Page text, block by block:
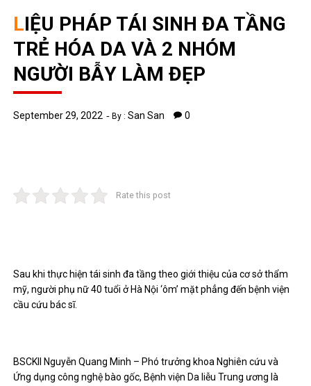
LIỆU PHÁP TÁI SINH ĐA TẦNG
TRẺ HÓA DA VÀ 2 NHÓM
NGƯỜI BẪY LÀM ĐẸP
September 29, 2022 By :San San 0
Rate this post
Sau khi thực hiện tái sinh đa tầng theo giới thiệu của cơ sở thẩm
mỹ, người phụ nữ 40 tuổi ở Hà Nội ‘ôm’ mặt phẳng đến bệnh viện
cầu cứu bác sĩ.
BSCKII Nguyễn Quang Minh – Phó trưởng khoa Nghiên cứu và
Ứng dụng công nghệ bào gốc, Bệnh viện Da liễu Trung ương là